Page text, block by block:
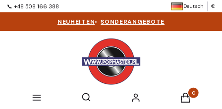
📞 +48 508 166 388 Deutsch €
NEUHEITEN• SONDERANGEBOTE
Menü Suchmaschine öffnen
Suchen Einloggen Produkte im
Warenkorb